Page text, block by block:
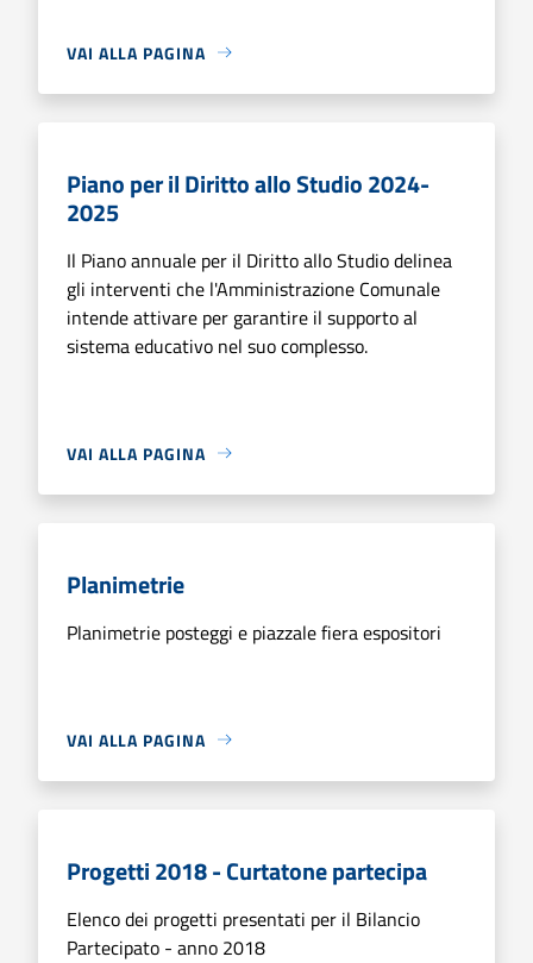
VAI ALLA PAGINA
Piano per il Diritto allo Studio 2024-
2025
Il Piano annuale per il Diritto allo Studio delinea
gli interventi che l'Amministrazione Comunale
intende attivare per garantire il supporto al
sistema educativo nel suo complesso.
VAI ALLA PAGINA
Planimetrie
Planimetrie posteggi e piazzale fiera espositori
VAI ALLA PAGINA
Progetti 2018 - Curtatone partecipa
Elenco dei progetti presentati per il Bilancio
Partecipato - anno 2018